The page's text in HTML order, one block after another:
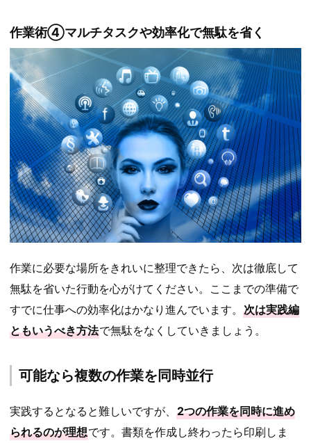
作業術④マルチタスクや効率化で無駄を省く
作業に必要な場所をきれいに整理できたら、次は徹底して
無駄を省いた行動を心がけてください。ここまでの準備で
すでに仕事への効率化はかなり進んでいます。 次は実践編
ともいうべき方法で無駄をなくしていきましょう。
可能なら複数の作業を同時並行
実践するとなると難しいですが、 2つの作業を同時に進め
られるのが理想です。書類を作成し終わったら印刷しま